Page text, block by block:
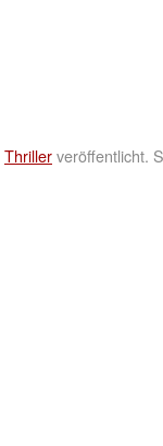
Thrillerveröffentlicht.